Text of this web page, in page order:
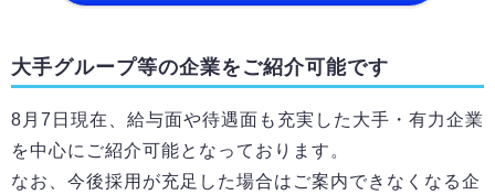
大手グループ等の企業をご紹介可能です
8月7日 現在、給与面や待遇面も充実した大手・有力企業
を中心にご紹介可能となっております。
なお、今後採用が充足した場合はご案内できなくなる企